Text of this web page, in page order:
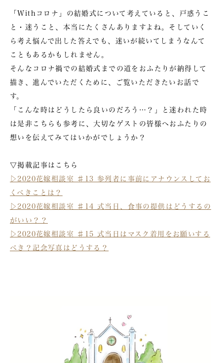
「Withコロナ」の結婚式について考えていると、戸惑うこ
と・迷うこと、本当にたくさんありますよね。そしていく
ら考え悩んで出した答えでも、迷いが続いてしまうなんて
こともあるかもしれません。
そんなコロナ禍での結婚式までの道をおふたりが納得して
描き、進んでいただくために、ご覧いただきたいお話で
す。
「こんな時はどうしたら良いのだろう…？」と迷われた時
は是非こちらも参考に、大切なゲストの皆様へおふたりの
想いを伝えてみてはいかがでしょうか？
▽掲載記事はこちら
▷2020花嫁相談室 ♯13 参列者に事前にアナウンスしてお
くべきことは？
▷2020花嫁相談室 ♯14 式当日、食事の提供はどうするの
がいい？？
▷2020花嫁相談室 ♯15 式当日はマスク着用をお願いする
べき？記念写真はどうする？